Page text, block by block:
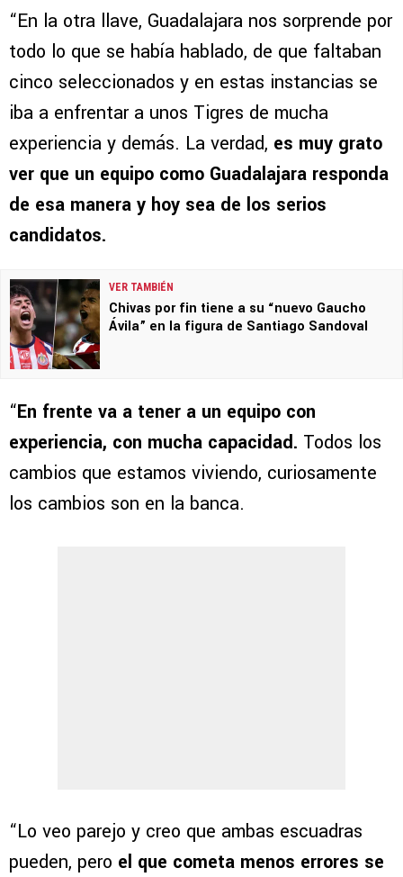
“En la otra llave, Guadalajara nos sorprende por
todo lo que se había hablado, de que faltaban
cinco seleccionados y en estas instancias se
iba a enfrentar a unos Tigres de mucha
experiencia y demás. La verdad, es muy grato
ver que un equipo como Guadalajara responda
de esa manera y hoy sea de los serios
candidatos.
VER TAMBIÉN
Chivas por fin tiene a su “nuevo Gaucho
Ávila” en la figura de Santiago Sandoval
“En frente va a tener a un equipo con
experiencia, con mucha capacidad. Todos los
cambios que estamos viviendo, curiosamente
los cambios son en la banca.
“Lo veo parejo y creo que ambas escuadras
pueden, pero el que cometa menos errores se